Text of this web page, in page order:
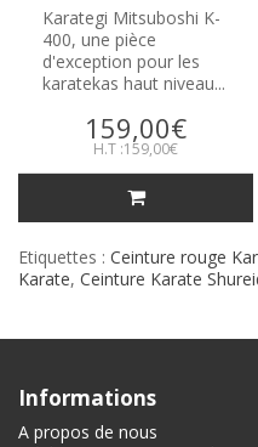
Karategi Mitsuboshi K-
400, une pièce
d'exception pour les
karatekas haut niveau...
159,00€
H.T :159,00€
Etiquettes : Ceinture rouge
Karate, Ceinture Karate
Informations
A propos de nous